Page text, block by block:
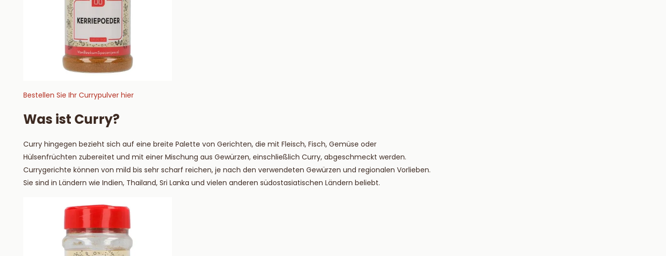
Bestellen Sie Ihr Currypulver hier
Was ist Curry?
Curry hingegen bezieht sich auf eine breite Palette von Gerichten, die mit Fleisch, Fisch, Gemüse oder
Hülsenfrüchten zubereitet und mit einer Mischung aus Gewürzen, einschließlich Curry, abgeschmeckt werden.
Currygerichte können von mild bis sehr scharf reichen, je nach den verwendeten Gewürzen und regionalen Vorlieben.
Sie sind in Ländern wie Indien, Thailand, Sri Lanka und vielen anderen südostasiatischen Ländern beliebt.